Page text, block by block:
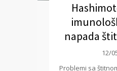
napada
12/
Problemi sa